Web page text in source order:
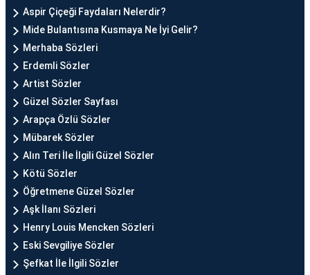
Aspir Çiçeği Faydaları Nelerdir?
Mide Bulantısına Kusmaya Ne İyi Gelir?
Merhaba Sözleri
Erdemli Sözler
Artist Sözler
Güzel Sözler Sayfası
Arapça Özlü Sözler
Mübarek Sözler
Alın Teri İle İlgili Güzel Sözler
Kötü Sözler
Öğretmene Güzel Sözler
Aşk İlanı Sözleri
Henry Louis Mencken Sözleri
Eski Sevgiliye Sözler
Şefkat İle İlgili Sözler